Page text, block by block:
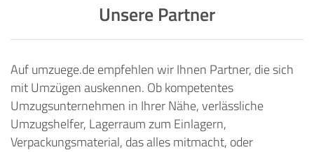
Unsere Partner
Auf umzuege.de empfehlen wir Ihnen Partner, die sich
mit Umzügen auskennen. Ob kompetentes
Umzugsunternehmen in Ihrer Nähe, verlässliche
Umzugshelfer, Lagerraum zum Einlagern,
Verpackungsmaterial, das alles mitmacht, oder